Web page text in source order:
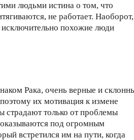
людьми истина о том, что
не работает. Наоборот,
исключительно похожие люди
Рака, очень верные и
их мотивация к измене
страдают только от проблемы
под огромным
встретился им на пути, когда